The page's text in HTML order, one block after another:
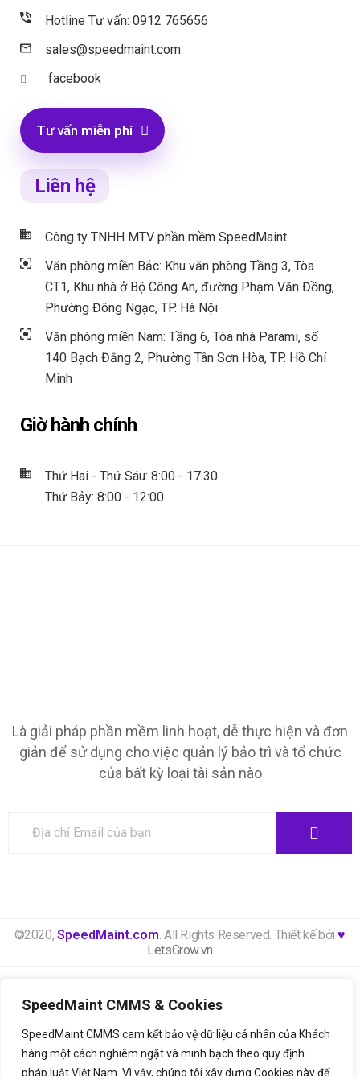
SpeedMaint CMMS & Cookies
SpeedMaint CMMS cam kết bảo vệ dữ liệu cá nhân của Khách
hàng một cách nghiêm ngặt và minh bạch theo quy định
pháp luật Việt Nam. Vì vậy, chúng tôi xây dựng Cookies này để
Hotline Tư vấn: 0912 765656
sales@speedmaint.com
facebook
Tư vấn miễn phí
Liên hệ
Công ty TNHH MTV phần mềm SpeedMaint
Văn phòng miền Bắc: Khu văn phòng Tầng 3, Tòa
CT1, Khu nhà ở Bộ Công An, đường Phạm Văn Đồng,
Phường Đông Ngạc, TP. Hà Nội
Văn phòng miền Nam: Tầng 6, Tòa nhà Parami, số
140 Bạch Đằng 2, Phường Tân Sơn Hòa, TP. Hồ Chí
Minh
Giờ hành chính
Thứ Hai - Thứ Sáu: 8:00 - 17:30
Thứ Bảy: 8:00 - 12:00
Là giải pháp phần mềm linh hoạt, dễ thực hiện và đơn
giản để sử dụng cho việc quản lý bảo trì và tổ chức
của bất kỳ loại tài sản nào
©2020, SpeedMaint.com. All Rights Reserved. Thiết kế bởi♥
LetsGrow.vn